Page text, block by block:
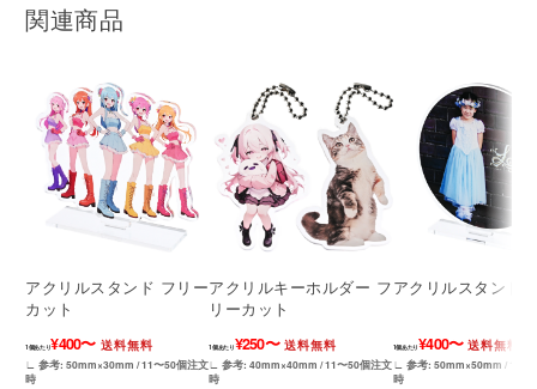
関連商品
アクリルスタンド フリー
カット
1個あたり¥400〜 送料無料
∟ 参考: 50mm×30mm / 11〜50個注文
時
アクリルキーホルダー フ
リーカット
1個あたり¥250〜 送料無料
∟ 参考: 40mm×40mm / 11〜50個注文
時
アクリルスタンド
1個あたり¥400〜 送料無料
∟ 参考: 50mm×50mm / 11〜
時